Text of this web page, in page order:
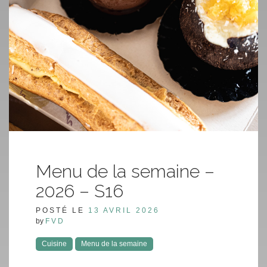
Menu de la semaine –
2026 – S16
POSTÉ LE 13 AVRIL 2026
by FVD
Cuisine Menu de la semaine